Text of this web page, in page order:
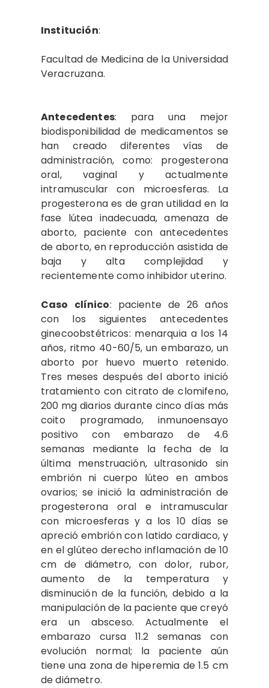
Institución:
Facultad de Medicina de la Universidad
Veracruzana.
Antecedentes: para una mejor
biodisponibilidad de medicamentos se
han creado diferentes vías de
administración, como: progesterona
oral, vaginal y actualmente
intramuscular con microesferas. La
progesterona es de gran utilidad en la
fase lútea inadecuada, amenaza de
aborto, paciente con antecedentes
de aborto, en reproducción asistida de
baja y alta complejidad y
recientemente como inhibidor uterino.
Caso clínico: paciente de 26 años
con los siguientes antecedentes
ginecoobstétricos: menarquia a los 14
años, ritmo 40-60/5, un embarazo, un
aborto por huevo muerto retenido.
Tres meses después del aborto inició
tratamiento con citrato de clomifeno,
200 mg diarios durante cinco días más
coito programado, inmunoensayo
positivo con embarazo de 4.6
semanas mediante la fecha de la
última menstruación, ultrasonido sin
embrión ni cuerpo lúteo en ambos
ovarios; se inició la administración de
progesterona oral e intramuscular
con microesferas y a los 10 días se
apreció embrión con latido cardiaco, y
en el glúteo derecho inflamación de 10
cm de diámetro, con dolor, rubor,
aumento de la temperatura y
disminución de la función, debido a la
manipulación de la paciente que creyó
era un absceso. Actualmente el
embarazo cursa 11.2 semanas con
evolución normal; la paciente aún
tiene una zona de hiperemia de 1.5 cm
de diámetro.